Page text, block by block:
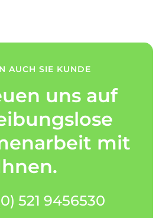
AUCH SIE KUNDE
uns auf
mit
521 9456530